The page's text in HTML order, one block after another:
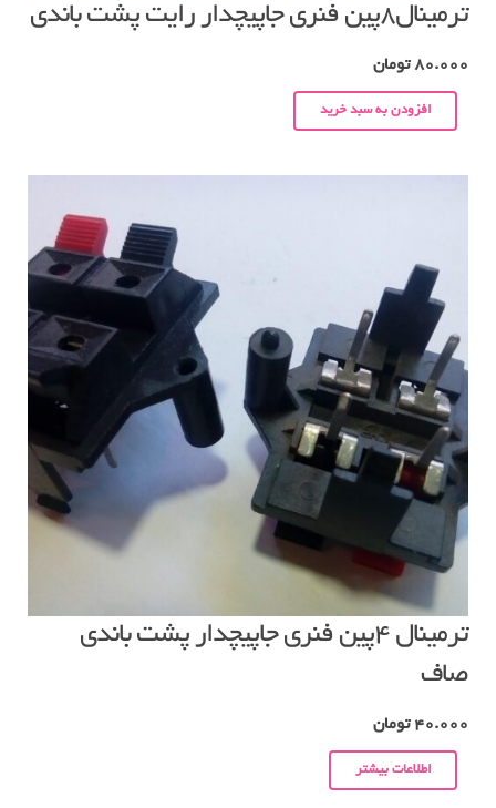
ترمینال۸پین فنری جاپیچدار رایت پشت باندی
80.000 تومان
افزودن به سبد خرید
ترمینال ۴پین فنری جاپیچدار پشت باندی
صاف
40.000 تومان
اطلاعات بیشتر